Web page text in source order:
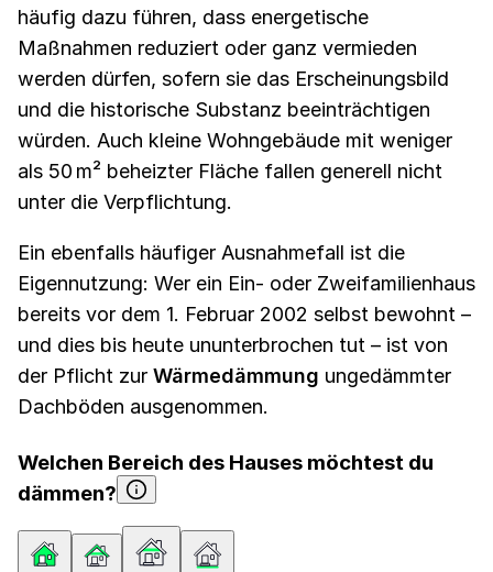
häufig dazu führen, dass energetische
Maßnahmen reduziert oder ganz vermieden
werden dürfen, sofern sie das Erscheinungsbild
und die historische Substanz beeinträchtigen
würden. Auch kleine Wohngebäude mit weniger
als 50 m² beheizter Fläche fallen generell nicht
unter die Verpflichtung.
Ein ebenfalls häufiger Ausnahmefall ist die
Eigennutzung: Wer ein Ein- oder Zweifamilienhaus
bereits vor dem 1. Februar 2002 selbst bewohnt –
und dies bis heute ununterbrochen tut – ist von
der Pflicht zur Wärmedämmung ungedämmter
Dachböden ausgenommen.
Welchen Bereich des Hauses möchtest du
dämmen?